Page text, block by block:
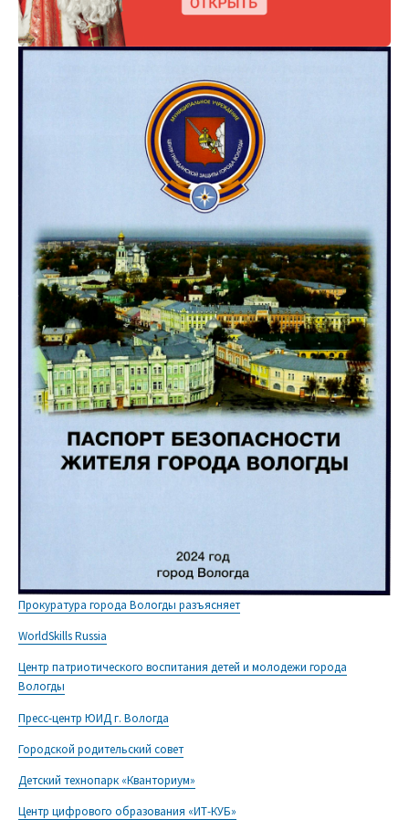
Прокуратура города Вологды разъясняет
WorldSkills Russia
Центр патриотического воспитания детей и молодежи города
Вологды
Пресс-центр ЮИД г. Вологда
Городской родительский совет
Детский технопарк «Кванториум»
Центр цифрового образования «ИТ-КУБ»